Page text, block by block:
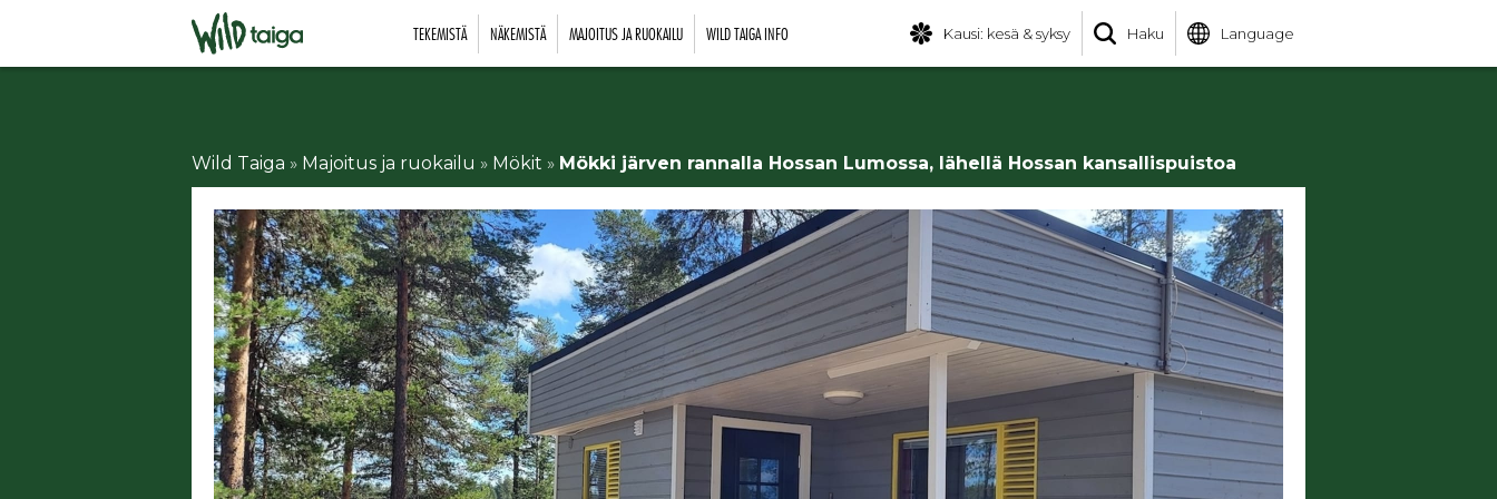
TEKEMISTÄ NÄKEMISTÄ MAJOITUS JA RUOKAILU WILD TAIGA INFO Kausi: kesä & syksy Haku Language
Wild Taiga » Majoitus ja ruokailu » Mökit » Mökki järven rannalla Hossan Lumossa, lähellä Hossan kansallispuistoa